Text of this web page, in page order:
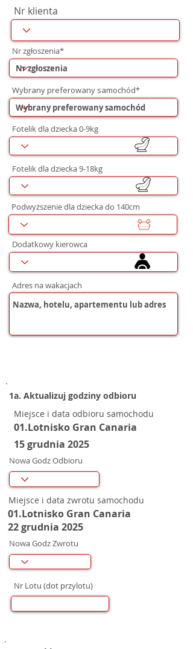
Nr klienta
Nr zgłoszenia*
Wybrany preferowany samochód*
Fotelik dla dziecka 0-9kg
Fotelik dla dziecka 9-18kg
Podwyższenie dla dziecka do 140cm
Dodatkowy kierowca
Adres na wakacjach
1a. Aktualizuj godziny odbioru
Miejsce i data odbioru samochodu
01.Lotnisko Gran Canaria
15 grudnia 2025
Nowa Godz Odbioru
Miejsce i data zwrotu samochodu
01.Lotnisko Gran Canaria
22 grudnia 2025
Nowa Godz Zwrotu
Nr Lotu (dot przylotu)